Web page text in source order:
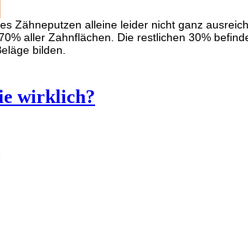
Zähneputzen alleine leider nicht ganz
aller Zahnflächen. Die restlichen 30%
bilden.
wirklich?